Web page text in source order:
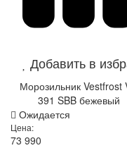
Добавить в
Морозильник Vestfrost
391 SBB бежевый
Ожидается
Цена:
73 990